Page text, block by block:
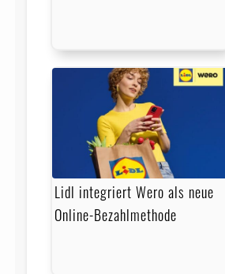
Lidl integriert Wero als neue
Online-Bezahlmethode